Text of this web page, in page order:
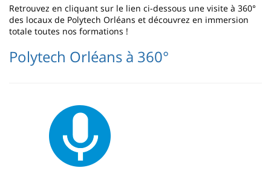
Retrouvez en cliquant sur le lien ci-dessous une visite à 360°
des locaux de Polytech Orléans et découvrez en immersion
totale toutes nos formations !
Polytech Orléans à 360°